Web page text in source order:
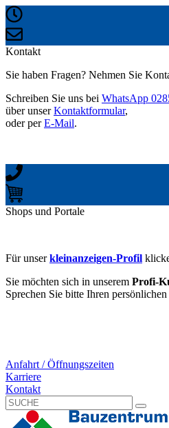
Kontakt
Sie haben Fragen? Nehmen Sie
Schreiben Sie uns bei WhatsApp
über unserKontaktformular,
oder perE-Mail.
Shops und Portale
Für unserkleinanzeigen-Profil
Sie möchten sich in unserem Profi-
Sprechen Sie bitte Ihren
Anfahrt / Öffnungszeiten
Karriere
Kontakt